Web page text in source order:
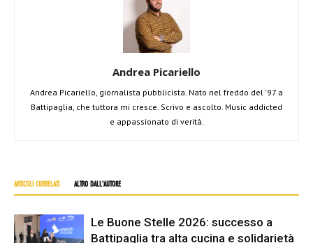
Andrea Picariello
Andrea Picariello, giornalista pubblicista. Nato nel freddo del '97 a
Battipaglia, che tuttora mi cresce. Scrivo e ascolto. Music addicted
e appassionato di verità.
ARTICOLI CORRELATI ALTRO DALL'AUTORE
Le Buone Stelle 2026: successo a
Battipaglia tra alta cucina e solidarietà